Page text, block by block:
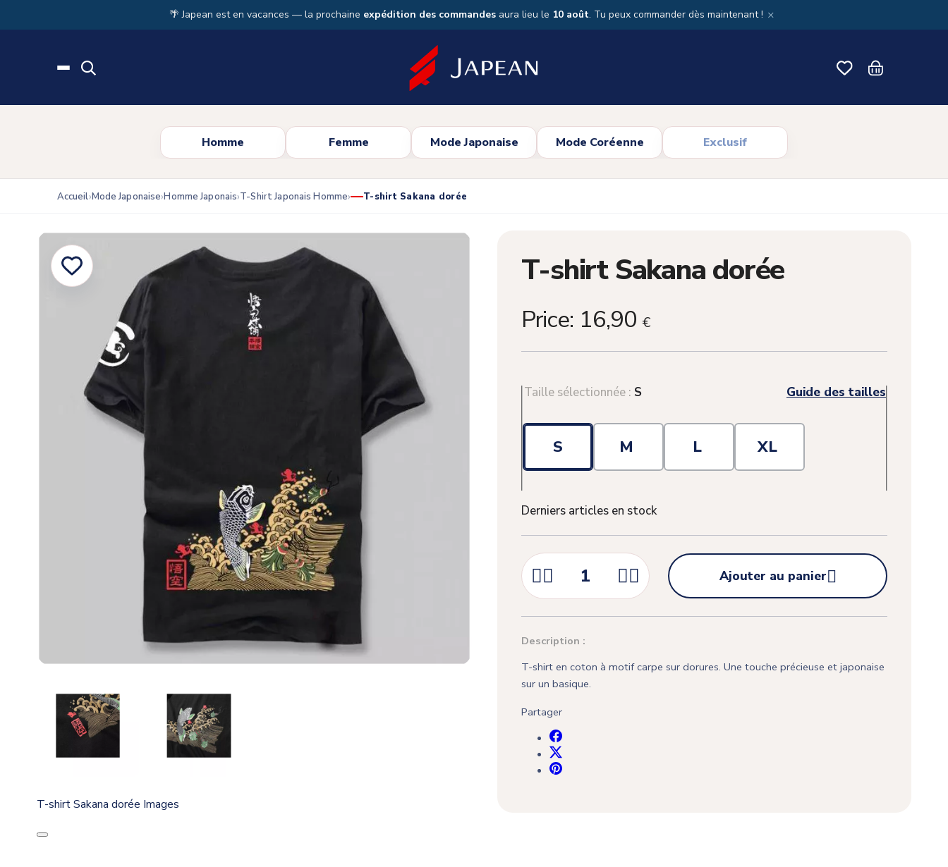
🌴 Japean est en vacances — la prochaine expédition des commandes aura lieu le 10 août. Tu peux commander dès maintenant ! ×
Homme Femme Mode Japonaise Mode Coréenne Exclusif
Accueil Mode Japonaise Homme Japonais T-Shirt Japonais Homme T-shirt Sakana dorée
T-shirt Sakana dorée Images
T-shirt Sakana dorée
Price: 16,90 €
Taille sélectionnée : S Guide des tailles
S M L XL
Derniers articles en stock
  
Ajouter au panier
Description :
T-shirt en coton à motif carpe sur dorures. Une touche précieuse et japonaise
sur un basique.
Partager